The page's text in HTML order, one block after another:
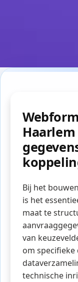
Bij het
is het
maat te
van
om
technische